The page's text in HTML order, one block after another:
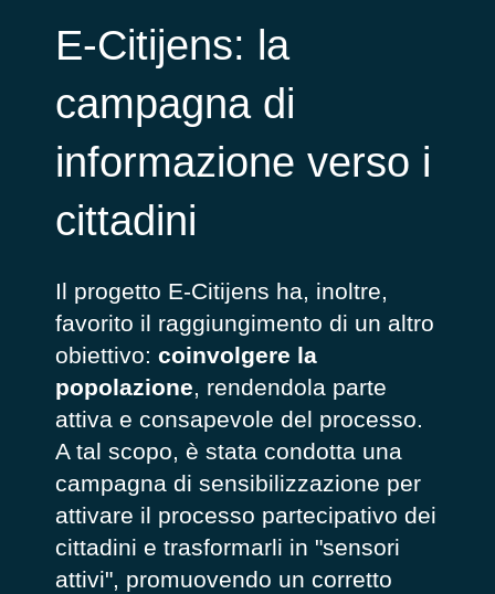
E-Citijens: la
campagna di
informazione verso i
cittadini
Il progetto E-Citijens ha, inoltre,
favorito il raggiungimento di un altro
obiettivo: coinvolgere la
popolazione, rendendola parte
attiva e consapevole del processo.
A tal scopo, è stata condotta una
campagna di sensibilizzazione per
attivare il processo partecipativo dei
cittadini e trasformarli in "sensori
attivi", promuovendo un corretto